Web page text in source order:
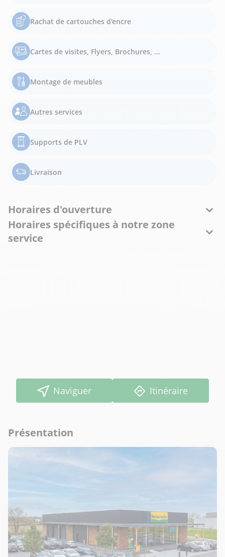
Rachat de cartouches d'encre
Cartes de visites, Flyers, Brochures, ...
Montage de meubles
Autres services
Supports de PLV
Livraison
Horaires d'ouverture
Horaires spécifiques à notre zone
service
Naviguer Itinéraire
Présentation